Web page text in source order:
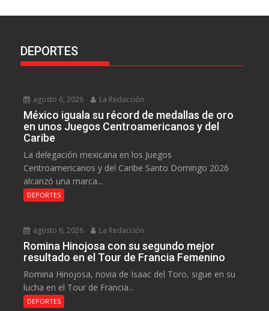
DEPORTES
agosto 6, 2026 La Redacción
México iguala su récord de medallas de oro
en unos Juegos Centroamericanos y del
Caribe
La delegación mexicana en los Juegos
Centroamericanos y del Caribe Santo Domingo 2026
alcanzó una marca...
DEPORTES
agosto 6, 2026 La Redacción
Romina Hinojosa con su segundo mejor
resultado en el Tour de Francia Femenino
Romina Hinojosa, novia de Isaac del Toro, sigue en su
lucha en el Tour de Francia...
DEPORTES